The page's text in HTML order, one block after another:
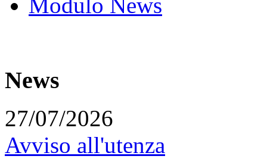
News
27/07/2026
Avviso all'utenza